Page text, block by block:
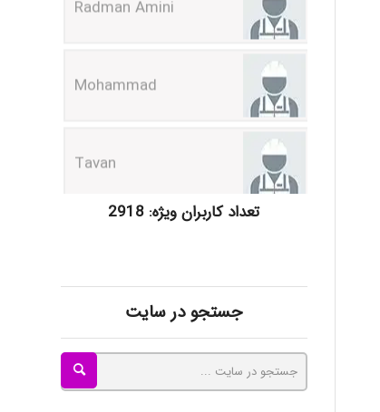
Mohammad
Tavan
akhtar shahsavandi
ayda habibnejad
تعداد کاربران ویژه: 2918
جستجو در سایت